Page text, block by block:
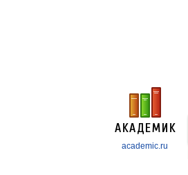
academic.ru